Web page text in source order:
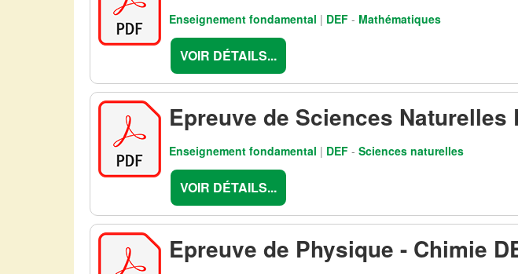
Enseignement fondamental | DEF - Mathématiques
VOIR DÉTAILS...
Epreuve de Sciences Naturelles
Enseignement fondamental | DEF -Sciences naturelles
VOIR DÉTAILS...
Epreuve de Physique - Chimie